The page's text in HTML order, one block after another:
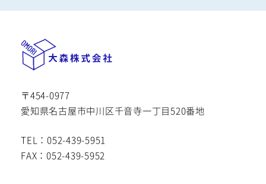
〒454-0977
愛知県名古屋市中川区千音寺一丁目520番地
TEL：052-439-5951
FAX：052-439-5952